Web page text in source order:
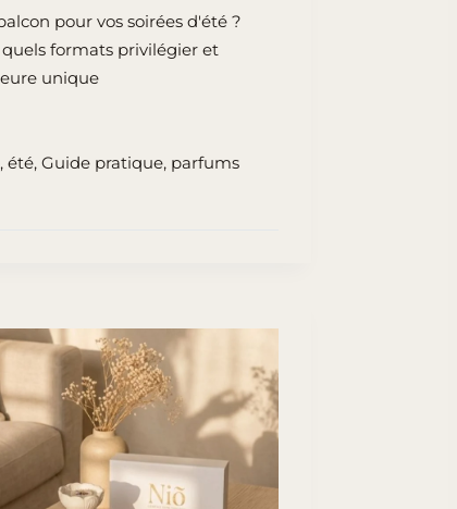
pour vos soirées d'été ?
formats privilégier et
unique
,été,Guide pratique, parfums